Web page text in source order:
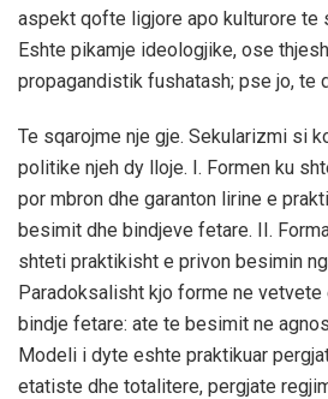
aspekt qofte ligjore apo kulturore te
Eshte pikamje ideologjike, ose
propagandistik fushatash; pse jo, te
Te sqarojme nje gje. Sekularizmi si
politike njeh dy lloje. I. Formen ku
por mbron dhe garanton lirine e
besimit dhe bindjeve fetare. II.
shteti praktikisht e privon besimin
Paradoksalisht kjo forme ne
bindje fetare: ate te besimit ne
Modeli i dyte eshte praktikuar
etatiste dhe totalitere, pergjate